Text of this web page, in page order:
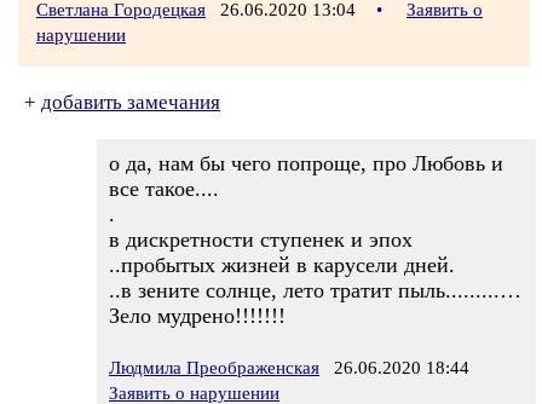
Светлана Городецкая 26.06.2020 13:04 •
Заявить о
нарушении
+ добавить замечания
о да, нам бы чего попроще, про Любовь и
все такое....
.
в дискретности ступенек и эпох
..пробытых жизней в карусели дней.
..в зените солнце, лето тратит пыль.........…
Зело мудрено!!!!!!!
Людмила Преображенская 26.06.2020 18:44
Заявить о нарушении